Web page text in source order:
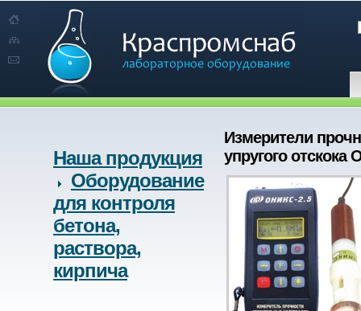
Наша продукция
Оборудование
для контроля
бетона,
раствора,
кирпича
Измерители
упругого